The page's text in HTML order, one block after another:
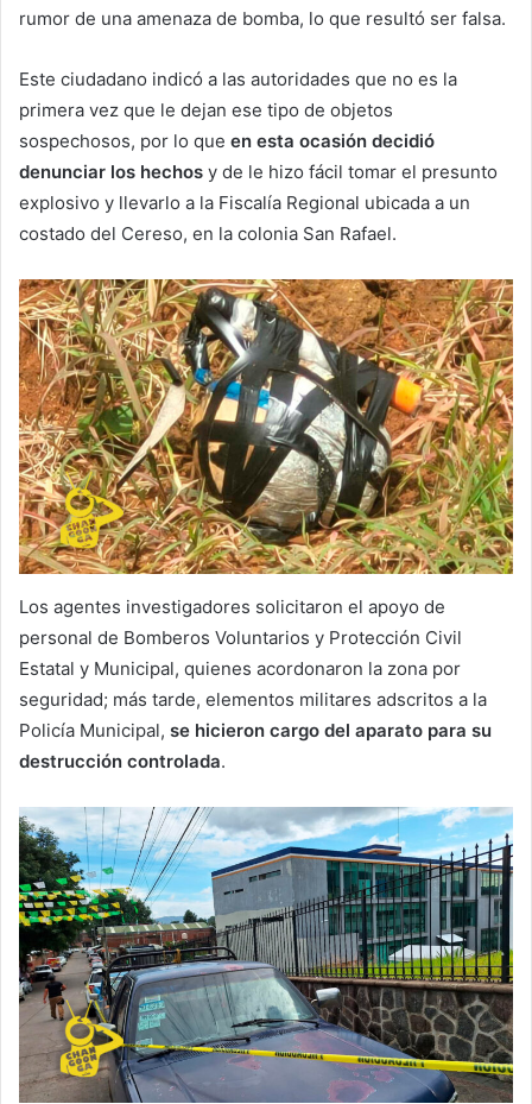
rumor de una amenaza de bomba, lo que resultó ser falsa.
Este ciudadano indicó a las autoridades que no es la
primera vez que le dejan ese tipo de objetos
sospechosos, por lo que en esta ocasión decidió
denunciar los hechos y de le hizo fácil tomar el presunto
explosivo y llevarlo a la Fiscalía Regional ubicada a un
costado del Cereso, en la colonia San Rafael.
Los agentes investigadores solicitaron el apoyo de
personal de Bomberos Voluntarios y Protección Civil
Estatal y Municipal, quienes acordonaron la zona por
seguridad; más tarde, elementos militares adscritos a la
Policía Municipal, se hicieron cargo del aparato para su
destrucción controlada.